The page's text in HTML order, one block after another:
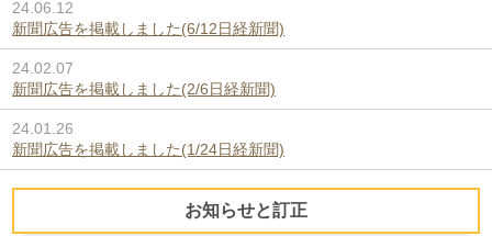
24.06.12
新聞広告を掲載しました(6/12日経新聞)
24.02.07
新聞広告を掲載しました(2/6日経新聞)
24.01.26
新聞広告を掲載しました(1/24日経新聞)
お知らせと訂正